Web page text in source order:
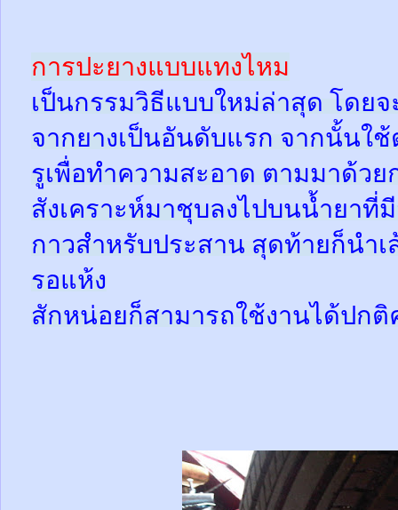
การปะยางแบบแทงไหม
เป็นกรรมวิธีแบบใหม่ล่าสุด โดย
จากยางเป็นอันดับแรก จากนั้นใ
รูเพื่อทำความสะอาด ตามมาด้วย
สังเคราะห์มาชุบลงไปบนน้ำยาที่
กาวสำหรับประสาน สุดท้ายก็นำเ
รอแห้ง
สักหน่อยก็สามารถใช้งานได้ปกติ